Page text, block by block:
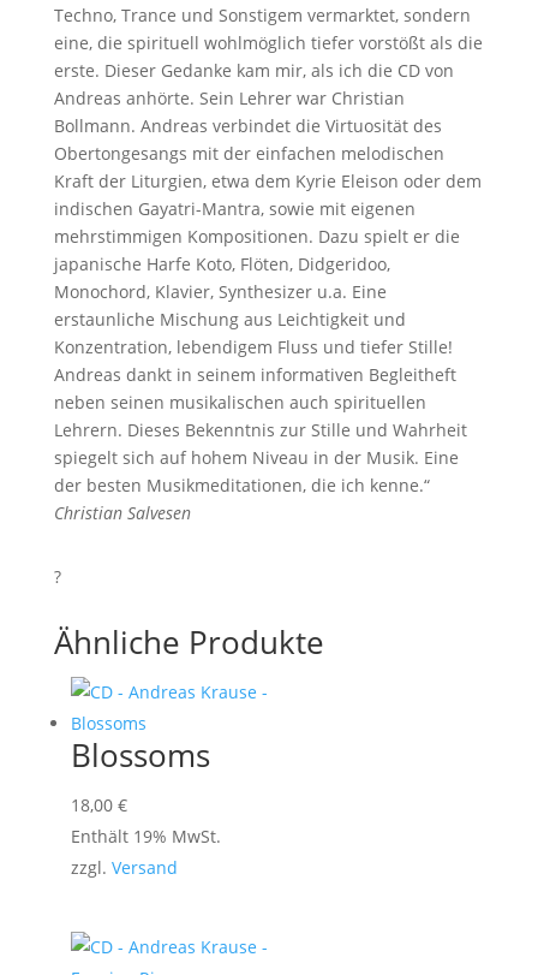
Techno, Trance und Sonstigem vermarktet, sondern
eine, die spirituell wohlmöglich tiefer vorstößt als die
erste. Dieser Gedanke kam mir, als ich die CD von
Andreas anhörte. Sein Lehrer war Christian
Bollmann. Andreas verbindet die Virtuosität des
Obertongesangs mit der einfachen melodischen
Kraft der Liturgien, etwa dem Kyrie Eleison oder dem
indischen Gayatri-Mantra, sowie mit eigenen
mehrstimmigen Kompositionen. Dazu spielt er die
japanische Harfe Koto, Flöten, Didgeridoo,
Monochord, Klavier, Synthesizer u.a. Eine
erstaunliche Mischung aus Leichtigkeit und
Konzentration, lebendigem Fluss und tiefer Stille!
Andreas dankt in seinem informativen Begleitheft
neben seinen musikalischen auch spirituellen
Lehrern. Dieses Bekenntnis zur Stille und Wahrheit
spiegelt sich auf hohem Niveau in der Musik. Eine
der besten Musikmeditationen, die ich kenne.“
Christian Salvesen
?
Ähnliche Produkte
Blossoms
18,00 €
Enthält 19% MwSt.
zzgl. Versand